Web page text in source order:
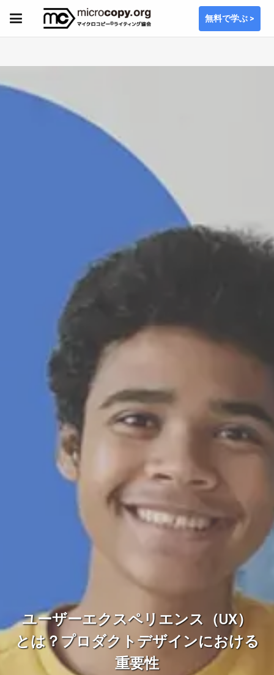
無料で学ぶ >
ユーザーエクスペリエンス（UX）
とは？プロダクトデザインにおける
重要性